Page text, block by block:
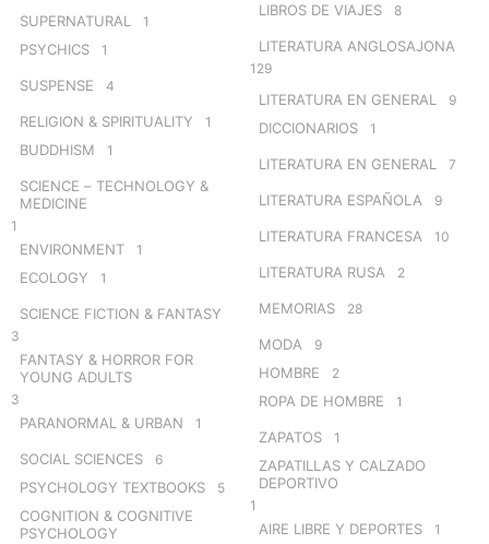
SUPERNATURAL 1
PSYCHICS 1
SUSPENSE 4
RELIGION & SPIRITUALITY 1
BUDDHISM 1
SCIENCE – TECHNOLOGY &
MEDICINE
1
ENVIRONMENT 1
ECOLOGY 1
SCIENCE FICTION & FANTASY
3
FANTASY & HORROR FOR
YOUNG ADULTS
3
PARANORMAL & URBAN 1
SOCIAL SCIENCES 6
PSYCHOLOGY TEXTBOOKS 5
COGNITION & COGNITIVE
PSYCHOLOGY
LIBROS DE VIAJES 8
LITERATURA ANGLOSAJONA
129
LITERATURA EN GENERAL 9
DICCIONARIOS 1
LITERATURA EN GENERAL 7
LITERATURA ESPAÑOLA 9
LITERATURA FRANCESA 10
LITERATURA RUSA 2
MEMORIAS 28
MODA 9
HOMBRE 2
ROPA DE HOMBRE 1
ZAPATOS 1
ZAPATILLAS Y CALZADO
DEPORTIVO
1
AIRE LIBRE Y DEPORTES 1